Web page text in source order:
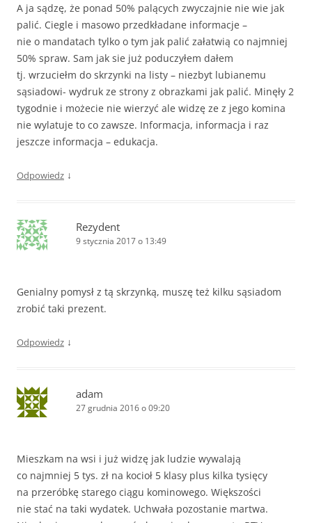
A ja sądzę, że ponad 50% palących zwyczajnie nie wie jak
palić. Ciegle i masowo przedkładane informacje –
nie o mandatach tylko o tym jak palić załatwią co najmniej
50% spraw. Sam jak sie już poduczyłem dałem
tj. wrzuciełm do skrzynki na listy – niezbyt lubianemu
sąsiadowi- wydruk ze strony z obrazkami jak palić. Minęły 2
tygodnie i możecie nie wierzyć ale widzę ze z jego komina
nie wylatuje to co zawsze. Informacja, informacja i raz
jeszcze informacja – edukacja.
Odpowiedz ↓
Rezydent
9 stycznia 2017 o 13:49
Genialny pomysł z tą skrzynką, muszę też kilku sąsiadom
zrobić taki prezent.
Odpowiedz ↓
adam
27 grudnia 2016 o 09:20
Mieszkam na wsi i już widzę jak ludzie wywalają
co najmniej 5 tys. zł na kocioł 5 klasy plus kilka tysięcy
na przeróbkę starego ciągu kominowego. Większości
nie stać na taki wydatek. Uchwała pozostanie martwa.